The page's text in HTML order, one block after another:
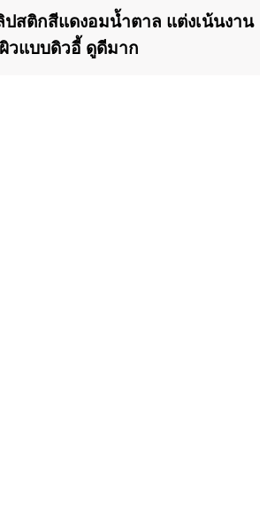
สติกสีแดงอมน้ำตาล แต่งเน้นงาน
ผิวแบบดิวอี้ ดูดีมาก